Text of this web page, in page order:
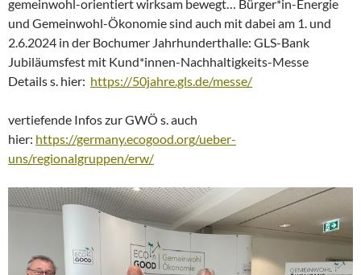
gemeinwohl-orientiert wirksam bewegt… Bürger*in-Energie
und Gemeinwohl-Ökonomie sind auch mit dabei am 1. und
2.6.2024 in der Bochumer Jahrhunderthalle: GLS-Bank
Jubiläumsfest mit Kund*innen-Nachhaltigkeits-Messe
Details s. hier: https://50jahre.gls.de/messe/
vertiefende Infos zur GWÖ s. auch
hier: https://germany.ecogood.org/ueber-
uns/regionalgruppen/erw/